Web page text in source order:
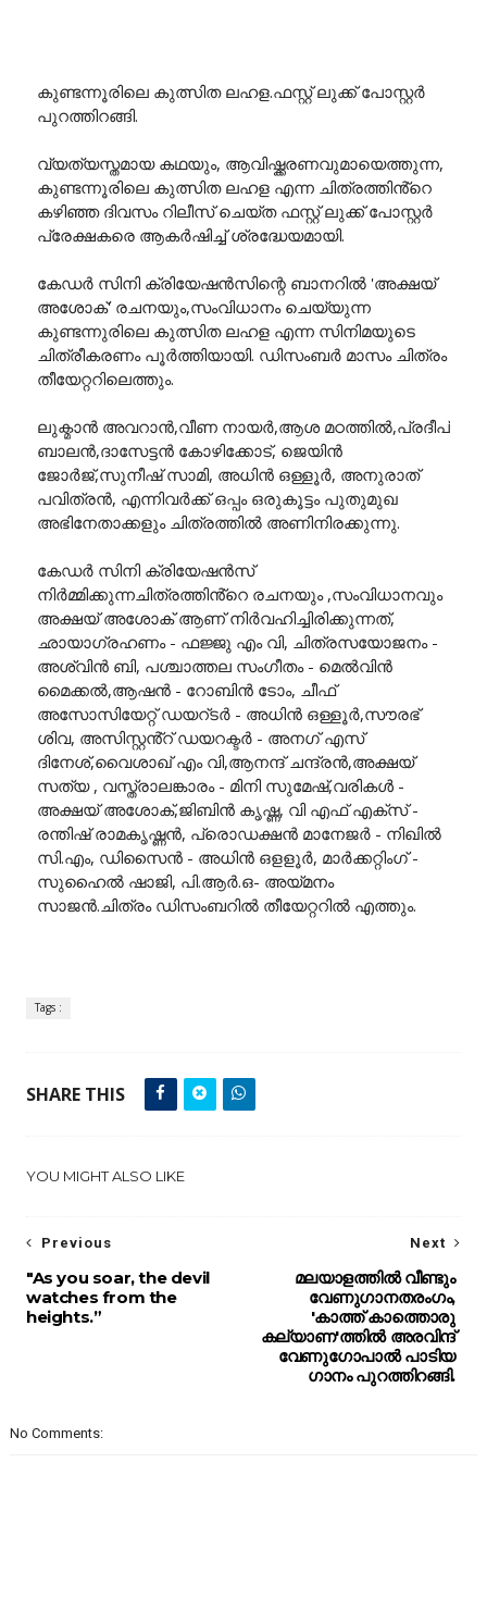
കുണ്ടന്നൂരിലെ കുത്സിത ലഹള.ഫസ്റ്റ് ലുക്ക് പോസ്റ്റർ
പുറത്തിറങ്ങി.
വ്യത്യസ്തമായ കഥയും, ആവിഷ്ക്കരണവുമായെത്തുന്ന,
കുണ്ടന്നൂരിലെ കുത്സിത ലഹള എന്ന ചിത്രത്തിൻ്റെ
കഴിഞ്ഞ ദിവസം റിലീസ് ചെയ്ത ഫസ്റ്റ് ലുക്ക് പോസ്റ്റർ
പ്രേക്ഷകരെ ആകർഷിച്ച് ശ്രദ്ധേയമായി.
കേഡർ സിനി ക്രിയേഷൻസിന്റെ ബാനറിൽ 'അക്ഷയ്
അശോക്' രചനയും,സംവിധാനം ചെയ്യുന്ന
കുണ്ടന്നുരിലെ കുത്സിത ലഹള എന്ന സിനിമയുടെ
ചിത്രീകരണം പൂർത്തിയായി. ഡിസംബർ മാസം ചിത്രം
തീയേറ്ററിലെത്തും.
ലുക്മാൻ അവറാൻ,വീണ നായർ,ആശ മഠത്തിൽ,പ്രദീപ്
ബാലൻ,ദാസേട്ടൻ കോഴിക്കോട്, ജെയിൻ
ജോർജ്,സുനീഷ് സാമി, അധിൻ ഒള്ളൂർ, അനുരാത്
പവിത്രൻ, എന്നിവർക്ക് ഒപ്പം ഒരുകൂട്ടം പുതുമുഖ
അഭിനേതാക്കളും ചിത്രത്തിൽ അണിനിരക്കുന്നു.
കേഡർ സിനി ക്രിയേഷൻസ്
നിർമ്മിക്കുന്നചിത്രത്തിൻ്റെ രചനയും ,സംവിധാനവും
അക്ഷയ് അശോക് ആണ് നിർവഹിച്ചിരിക്കുന്നത്,
ഛായാഗ്രഹണം - ഫജ്ജു എം വി, ചിത്രസയോജനം -
അശ്വിൻ ബി, പശ്ചാത്തല സംഗീതം - മെൽവിൻ
മൈക്കൽ,ആഷൻ - റോബിൻ ടോം, ചീഫ്
അസോസിയേറ്റ് ഡയറ്ടർ - അധിൻ ഒള്ളൂർ,സൗരഭ്
ശിവ, അസിസ്റ്റൻ്റ് ഡയറക്ടർ - അനഗ് എസ്
ദിനേശ്,വൈശാഖ് എം വി,ആനന്ദ് ചന്ദ്രൻ,അക്ഷയ്
സത്യ , വസ്ത്രാലങ്കാരം - മിനി സുമേഷ്,വരികൾ -
അക്ഷയ് അശോക്,ജിബിൻ കൃഷ്ണ, വി എഫ് എക്സ് -
രന്തിഷ് രാമകൃഷ്ണൻ, പ്രൊഡക്ഷൻ മാനേജർ - നിഖിൽ
സി.എം, ഡിസൈൻ - അധിൻ ഒളളൂർ, മാർക്കറ്റിംഗ് -
സുഹൈൽ ഷാജി, പി.ആർ.ഒ- അയ്മനം
സാജൻ.ചിത്രം ഡിസംബറിൽ തീയേറ്ററിൽ എത്തും.
Tags :
SHARE THIS
YOU MIGHT ALSO LIKE
Next
മലയാളത്തിൽ വീണ്ടും
വേണുഗാനതരംഗം,
'കാത്ത് കാത്തൊരു
കല്യാണ'ത്തിൽ അരവിന്ദ്
വേണുഗോപാൽ പാടിയ
ഗാനം പുറത്തിറങ്ങി.
Previous
"As you soar, the devil
watches from the
heights.”
No Comments: